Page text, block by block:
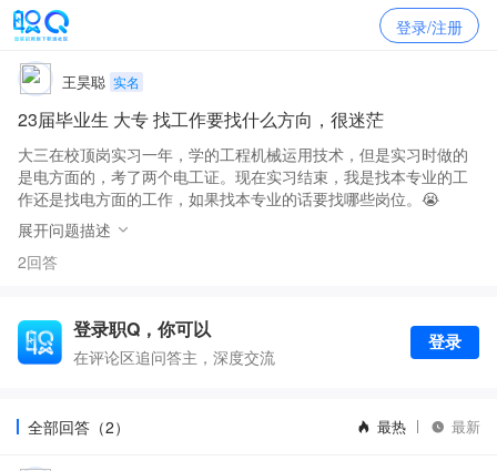
登录/注册
王昊聪 实名
23届毕业生 大专 找工作要找什么方向，很迷茫
大三在校顶岗实习一年，学的工程机械运用技术，但是实习时做的
是电方面的，考了两个电工证。现在实习结束，我是找本专业的工
作还是找电方面的工作，如果找本专业的话要找哪些岗位。😭
展开问题描述
2回答
登录职Q，你可以
在评论区追问答主，深度交流
登录
全部回答（2） 最热 最新